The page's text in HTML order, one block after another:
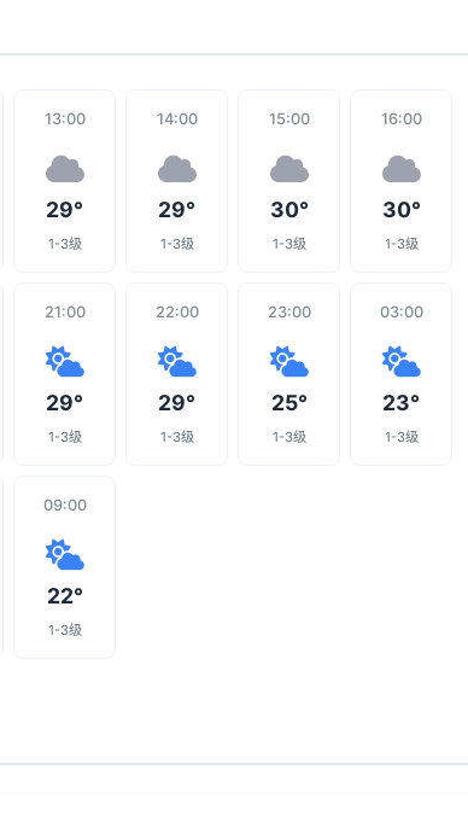
13:00
29°
1-3级
14:00
29°
1-3级
15:00
30°
1-3级
16:00
30°
1-3级
21:00
29°
1-3级
22:00
29°
1-3级
23:00
25°
1-3级
03:00
23°
1-3级
09:00
22°
1-3级